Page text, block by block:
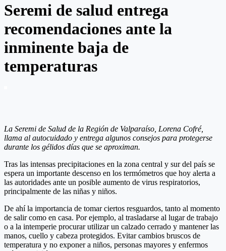
Seremi de salud entrega
recomendaciones ante la
inminente baja de
temperaturas
La Seremi de Salud de la Región de Valparaíso, Lorena Cofré,
llama al autocuidado y entrega algunos consejos para protegerse
durante los gélidos días que se aproximan.
Tras las intensas precipitaciones en la zona central y sur del país se
espera un importante descenso en los termómetros que hoy alerta a
las autoridades ante un posible aumento de virus respiratorios,
principalmente de las niñas y niños.
De ahí la importancia de tomar ciertos resguardos, tanto al momento
de salir como en casa. Por ejemplo, al trasladarse al lugar de trabajo
o a la intemperie procurar utilizar un calzado cerrado y mantener las
manos, cuello y cabeza protegidos. Evitar cambios bruscos de
temperatura y no exponer a niños, personas mayores y enfermos